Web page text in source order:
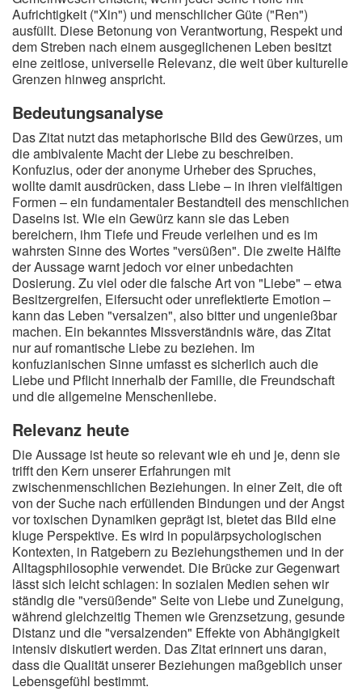
Aufrichtigkeit ("Xin") und menschlicher Güte ("Ren")
ausfüllt. Diese Betonung von Verantwortung, Respekt und
dem Streben nach einem ausgeglichenen Leben besitzt
eine zeitlose, universelle Relevanz, die weit über kulturelle
Grenzen hinweg anspricht.
Bedeutungsanalyse
Das Zitat nutzt das metaphorische Bild des Gewürzes, um
die ambivalente Macht der Liebe zu beschreiben.
Konfuzius, oder der anonyme Urheber des Spruches,
wollte damit ausdrücken, dass Liebe – in ihren vielfältigen
Formen – ein fundamentaler Bestandteil des menschlichen
Daseins ist. Wie ein Gewürz kann sie das Leben
bereichern, ihm Tiefe und Freude verleihen und es im
wahrsten Sinne des Wortes "versüßen". Die zweite Hälfte
der Aussage warnt jedoch vor einer unbedachten
Dosierung. Zu viel oder die falsche Art von "Liebe" – etwa
Besitzergreifen, Eifersucht oder unreflektierte Emotion –
kann das Leben "versalzen", also bitter und ungenießbar
machen. Ein bekanntes Missverständnis wäre, das Zitat
nur auf romantische Liebe zu beziehen. Im
konfuzianischen Sinne umfasst es sicherlich auch die
Liebe und Pflicht innerhalb der Familie, die Freundschaft
und die allgemeine Menschenliebe.
Relevanz heute
Die Aussage ist heute so relevant wie eh und je, denn sie
trifft den Kern unserer Erfahrungen mit
zwischenmenschlichen Beziehungen. In einer Zeit, die oft
von der Suche nach erfüllenden Bindungen und der Angst
vor toxischen Dynamiken geprägt ist, bietet das Bild eine
kluge Perspektive. Es wird in populärpsychologischen
Kontexten, in Ratgebern zu Beziehungsthemen und in der
Alltagsphilosophie verwendet. Die Brücke zur Gegenwart
lässt sich leicht schlagen: In sozialen Medien sehen wir
ständig die "versüßende" Seite von Liebe und Zuneigung,
während gleichzeitig Themen wie Grenzsetzung, gesunde
Distanz und die "versalzenden" Effekte von Abhängigkeit
intensiv diskutiert werden. Das Zitat erinnert uns daran,
dass die Qualität unserer Beziehungen maßgeblich unser
Lebensgefühl bestimmt.